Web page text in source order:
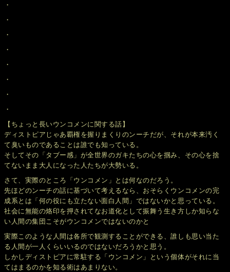
・
・
・
・
・
・
・
・
【ちょっと長いウンコメンに関する話】
ディストピアじゃあ覇権を握りまくりのンーチだが、それが本来汚く
て臭いものであることは誰でも知っている。
そしてその「タブー感」が全世界のガキたちの心を掴み、その心を捨
てないまま大人になった人たちが大勢いる。
さて、実際のところ「ウンコメン」とは何なのだろう。
先ほどのンーチの話に基づいて考えるなら、おそらくウンコメンの完
成系とは「何の役にも立たない面白人間」ではないかと思っている。
社会に無能の烙印を押されてなお道化として振舞う生き方しか知らな
い人間の集団こそがウンコメンではないのかと
実際このような人間は各所で観測することができる、誰しも思い当た
る人間が一人くらいいるのではないだろうかと思う。
しかしディストピアに常駐する「ウンコメン」という個体がそれに当
てはまるのかを知る術はあまりない。